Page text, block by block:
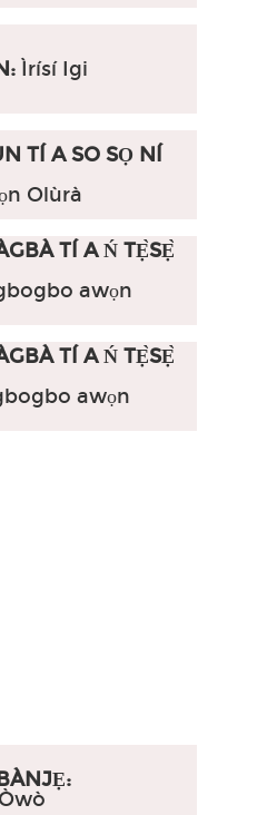
Ìrísí Igi
TÍ A SO SỌ NÍ
Olùrà
TÍ A Ń TẸ̀SẸ̀
awọn
TÍ A Ń TẸ̀SẸ̀
awọn